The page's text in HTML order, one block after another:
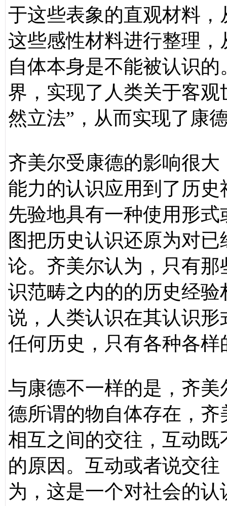
于这些表象的直观材料
这些感性材料进行整理
自体本身是不能被认识
界，实现了人类关于客
然立法”，从而实现了康
齐美尔受康德的影响很
能力的认识应用到了历
先验地具有一种使用形
图把历史认识还原为对
论。齐美尔认为，只有
识范畴之内的的历史经
说，人类认识在其认识
任何历史，只有各种各样
与康德不一样的是，齐
德所谓的物自体存在，
相互之间的交往，互动
的原因。互动或者说交
为，这是一个对社会的